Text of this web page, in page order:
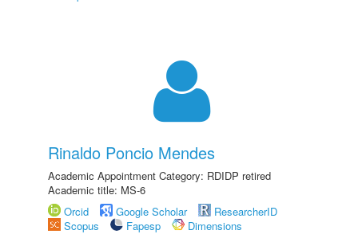
Rinaldo Poncio Mendes
Academic Appointment Category: RDIDP retired
Academic title: MS-6
Orcid
Google Scholar
ResearcherID
Scopus
Fapesp
Dimensions